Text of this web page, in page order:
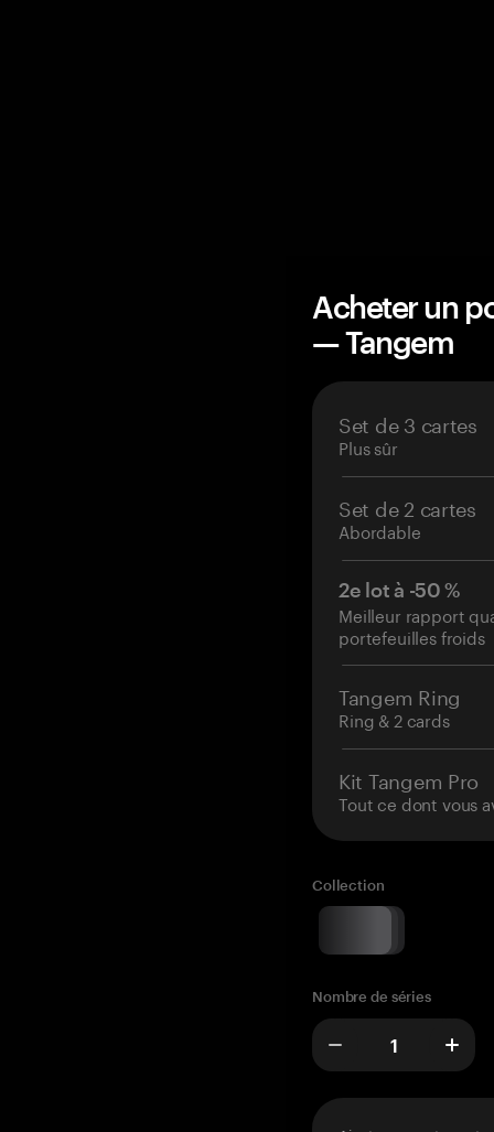
Acheter un
— Tangem
Set de 3 cartes
Plus sûr
Set de 2 cartes
Abordable
2e lot à -50 %
Meilleur rapport
portefeuilles froids
Tangem Ring
Ring & 2 cards
Kit Tangem Pro
Tout ce dont vous
Collection
Nombre de séries